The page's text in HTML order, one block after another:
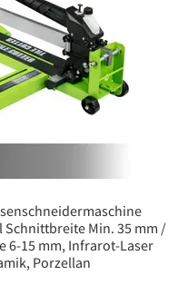
Schnittbreite Min. 35 mm /
6-15 mm, Infrarot-Laser
Porzellan